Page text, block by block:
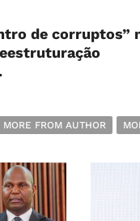
de corruptos”
MORE FROM AUTHOR